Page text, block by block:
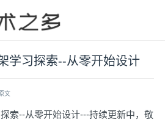
学习探索--从零开始设计
原文
索--从零开始设计---持续更新中，敬